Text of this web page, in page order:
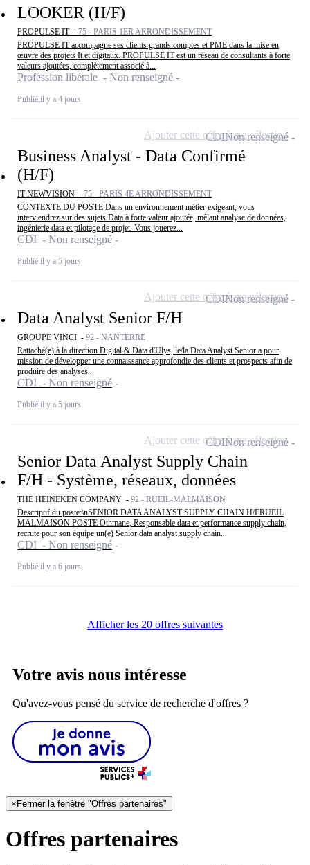
LOOKER (H/F)
PROPULSE IT - 75 - PARIS 1ER ARRONDISSEMENT
PROPULSE IT accompagne ses clients grands comptes et PME dans la mise en
œuvre des projets It et digitaux. PROPULSE IT est un réseau de consultants à forte
valeurs ajoutées, complètement associé à...
Profession libérale - Non renseigné
Publié il y a 4 jours
Business Analyst - Data Confirmé
(H/F)
IT-NEWVISION - 75 - PARIS 4E ARRONDISSEMENT
CONTEXTE DU POSTE Dans un environnement métier exigeant, vous
interviendrez sur des sujets Data à forte valeur ajoutée, mêlant analyse de données,
ingénierie data et pilotage de projet. Vous jouerez...
CDI - Non renseigné
Publié il y a 5 jours
CDINon renseigné
Ajouter cette offre à ma sélection
Data Analyst Senior F/H
GROUPE VINCI - 92 - NANTERRE
Rattaché(e) à la direction Digital & Data d'Ulys, le/la Data Analyst Senior a pour
mission de développer une connaissance approfondie des clients et prospects afin de
produire des analyses...
CDI - Non renseigné
Publié il y a 5 jours
CDINon renseigné
Ajouter cette offre à ma sélection
Senior Data Analyst Supply Chain
F/H - Système, réseaux, données
THE HEINEKEN COMPANY - 92 - RUEIL-MALMAISON
Descriptif du poste:\nSENIOR DATA ANALYST SUPPLY CHAIN H/FRUEIL
MALMAISON POSTE Othmane, Responsable data et performance supply chain,
recrute pour son équipe un(e) Senior data analyst supply chain...
CDI - Non renseigné
Publié il y a 6 jours
CDINon renseigné
Ajouter cette offre à ma sélection
Afficher les 20 offres suivantes
Votre avis nous intéresse
Qu'avez-vous pensé du service de recherche d'offres ?
× Fermer la fenêtre "Offres partenaires"
Offres partenaires